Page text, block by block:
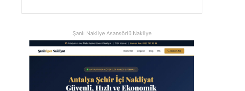
Şanlı Nakliye Asansörlü Nakliye